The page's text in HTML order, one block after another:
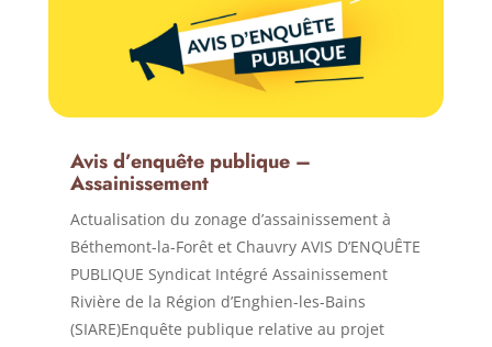
Avis d’enquête publique –
Assainissement
Actualisation du zonage d’assainissement à
Béthemont-la-Forêt et Chauvry AVIS D’ENQUÊTE
PUBLIQUE Syndicat Intégré Assainissement
Rivière de la Région d’Enghien-les-Bains
(SIARE)Enquête publique relative au projet